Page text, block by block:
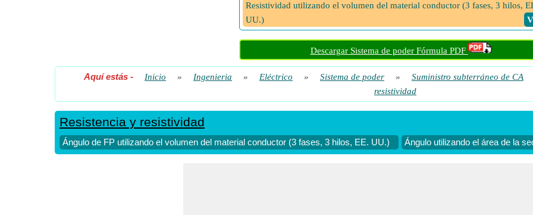
Resistividad utilizando el volumen del material conductor (3 fases, 3 hilos,
UU.)
Descargar Sistema de poder Fórmula PDF
Aquí estás - Inicio » Ingenieria » Eléctrico » Sistema de poder » Suministro subterráneo de CA
resistividad
Resistencia y resistividad
Ángulo de FP utilizando el volumen del material conductor (3 fases, 3 hilos, EE. UU.) Ángulo utilizando el área de la